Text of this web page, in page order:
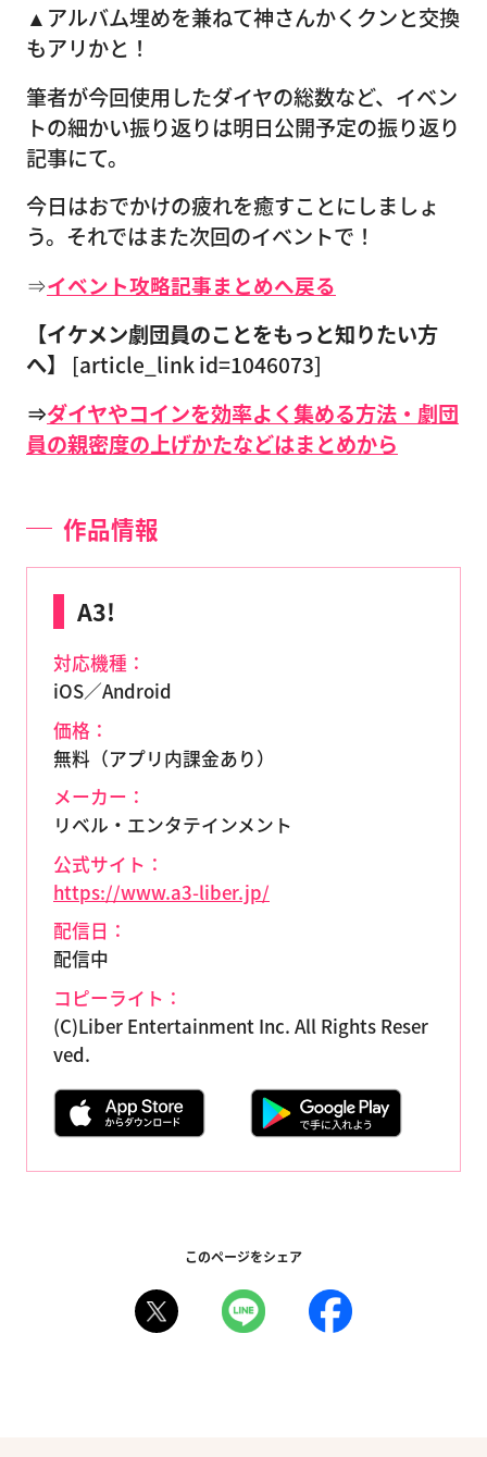
▲アルバム埋めを兼ねて神さんかくクンと交換
もアリかと！
筆者が今回使用したダイヤの総数など、イベン
トの細かい振り返りは明日公開予定の振り返り
記事にて。
今日はおでかけの疲れを癒すことにしましょ
う。それではまた次回のイベントで！
⇒イベント攻略記事まとめへ戻る
【イケメン劇団員のことをもっと知りたい方
へ】
[article_link id=1046073]
⇒ダイヤやコインを効率よく集める方法・劇団
員の親密度の上げかたなどはまとめから
作品情報
A3!
対応機種：
iOS／Android
価格：
無料（アプリ内課金あり）
メーカー：
リベル・エンタテインメント
公式サイト：
https://www.a3-liber.jp/
配信日：
配信中
コピーライト：
(C)Liber Entertainment Inc. All Rights Reser
ved.
このページをシェア